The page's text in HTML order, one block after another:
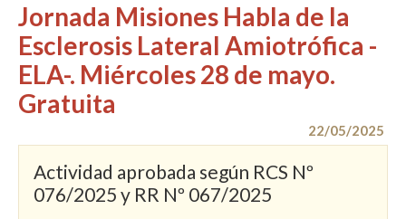
Jornada Misiones Habla de la
Esclerosis Lateral Amiotrófica -
ELA-. Miércoles 28 de mayo.
Gratuita
22/05/2025
Actividad aprobada según RCS Nº
076/2025 y RR Nº 067/2025